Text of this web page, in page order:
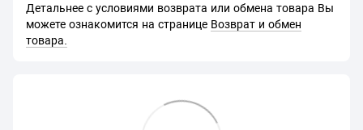
Детальнее с условиями возврата или обмена товара Вы
можете ознакомится на странице Возврат и обмен
товара.